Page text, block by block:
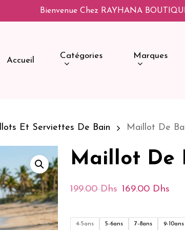
Bienvenue Chez RAYHANA
Accueil Catégories Marques
Et Serviettes De Bain Maillot De
Maillot De
199.00Dhs Le
Initial
169.00 DhsLe
4-5ans 5-6ans 7-8ans 9-10ans